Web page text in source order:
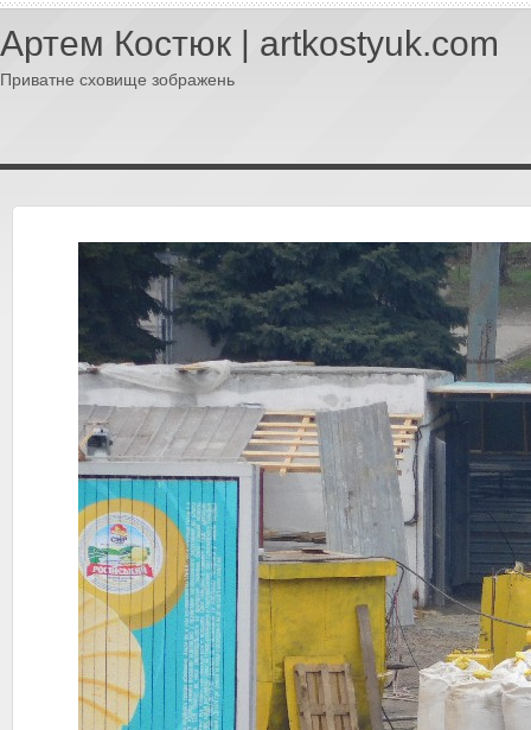
Артем Костюк | artkostyuk.com
Приватне сховище зображень